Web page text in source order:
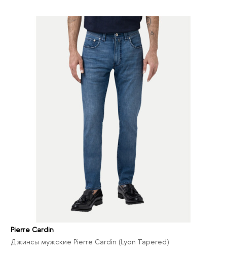
Pierre Cardin
Джинсы мужские Pierre Cardin (Lyon Tapered)